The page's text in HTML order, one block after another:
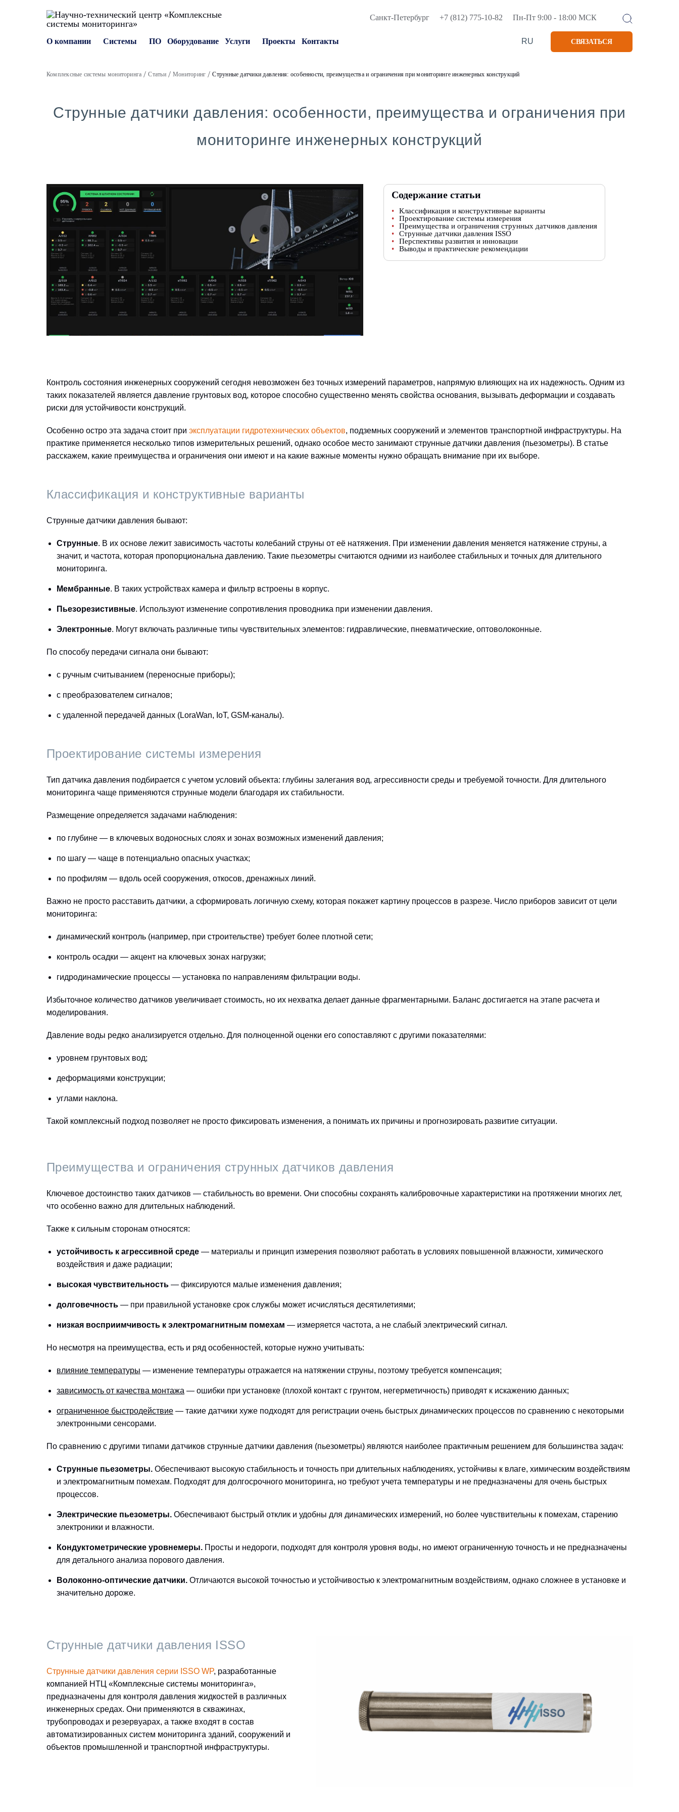
Санкт-Петербург +7 (812) 775-10-82 Пн-Пт 9:00 - 18:00 МСК
О компании Системы ПО Оборудование Услуги Проекты Контакты RU СВЯЗАТЬСЯ
Комплексные системы мониторинга Статьи Мониторинг Струнные датчики давления: особенности, преимущества и ограничения при мониторинге инженерных конструкций
Струнные датчики давления: особенности, преимущества и ограничения при
мониторинге инженерных конструкций
Содержание статьи
Классификация и конструктивные варианты
Проектирование системы измерения
Преимущества и ограничения струнных датчиков давления
Струнные датчики давления ISSO
Перспективы развития и инновации
Выводы и практические рекомендации
Контроль состояния инженерных сооружений сегодня невозможен без точных измерений параметров, напрямую влияющих на их надежность. Одним из
таких показателей является давление грунтовых вод, которое способно существенно менять свойства основания, вызывать деформации и создавать
риски для устойчивости конструкций.
Особенно остро эта задача стоит при эксплуатации гидротехнических объектов, подземных сооружений и элементов транспортной инфраструктуры. На
практике применяется несколько типов измерительных решений, однако особое место занимают струнные датчики давления (пьезометры). В статье
расскажем, какие преимущества и ограничения они имеют и на какие важные моменты нужно обращать внимание при их выборе.
Классификация и конструктивные варианты
Струнные датчики давления бывают:
Струнные. В их основе лежит зависимость частоты колебаний струны от её натяжения. При изменении давления меняется натяжение струны, а
значит, и частота, которая пропорциональна давлению. Такие пьезометры считаются одними из наиболее стабильных и точных для длительного
мониторинга.
Мембранные. В таких устройствах камера и фильтр встроены в корпус.
Пьезорезистивные. Используют изменение сопротивления проводника при изменении давления.
Электронные. Могут включать различные типы чувствительных элементов: гидравлические, пневматические, оптоволоконные.
По способу передачи сигнала они бывают:
с ручным считыванием (переносные приборы);
с преобразователем сигналов;
с удаленной передачей данных (LoraWan, IoT, GSM-каналы).
Проектирование системы измерения
Тип датчика давления подбирается с учетом условий объекта: глубины залегания вод, агрессивности среды и требуемой точности. Для длительного
мониторинга чаще применяются струнные модели благодаря их стабильности.
Размещение определяется задачами наблюдения:
по глубине — в ключевых водоносных слоях и зонах возможных изменений давления;
по шагу — чаще в потенциально опасных участках;
по профилям — вдоль осей сооружения, откосов, дренажных линий.
Важно не просто расставить датчики, а сформировать логичную схему, которая покажет картину процессов в разрезе. Число приборов зависит от цели
мониторинга:
динамический контроль (например, при строительстве) требует более плотной сети;
контроль осадки — акцент на ключевых зонах нагрузки;
гидродинамические процессы — установка по направлениям фильтрации воды.
Избыточное количество датчиков увеличивает стоимость, но их нехватка делает данные фрагментарными. Баланс достигается на этапе расчета и
моделирования.
Давление воды редко анализируется отдельно. Для полноценной оценки его сопоставляют с другими показателями:
уровнем грунтовых вод;
деформациями конструкции;
углами наклона.
Такой комплексный подход позволяет не просто фиксировать изменения, а понимать их причины и прогнозировать развитие ситуации.
Преимущества и ограничения струнных датчиков давления
Ключевое достоинство таких датчиков — стабильность во времени. Они способны сохранять калибровочные характеристики на протяжении многих лет,
что особенно важно для длительных наблюдений.
Также к сильным сторонам относятся:
устойчивость к агрессивной среде — материалы и принцип измерения позволяют работать в условиях повышенной влажности, химического
воздействия и даже радиации;
высокая чувствительность — фиксируются малые изменения давления;
долговечность — при правильной установке срок службы может исчисляться десятилетиями;
низкая восприимчивость к электромагнитным помехам — измеряется частота, а не слабый электрический сигнал.
Но несмотря на преимущества, есть и ряд особенностей, которые нужно учитывать:
влияние температуры — изменение температуры отражается на натяжении струны, поэтому требуется компенсация;
зависимость от качества монтажа — ошибки при установке (плохой контакт с грунтом, негерметичность) приводят к искажению данных;
ограниченное быстродействие — такие датчики хуже подходят для регистрации очень быстрых динамических процессов по сравнению с некоторыми
электронными сенсорами.
По сравнению с другими типами датчиков струнные датчики давления (пьезометры) являются наиболее практичным решением для большинства задач:
Струнные пьезометры. Обеспечивают высокую стабильность и точность при длительных наблюдениях, устойчивы к влаге, химическим воздействиям
и электромагнитным помехам. Подходят для долгосрочного мониторинга, но требуют учета температуры и не предназначены для очень быстрых
процессов.
Электрические пьезометры. Обеспечивают быстрый отклик и удобны для динамических измерений, но более чувствительны к помехам, старению
электроники и влажности.
Кондуктометрические уровнемеры. Просты и недороги, подходят для контроля уровня воды, но имеют ограниченную точность и не предназначены
для детального анализа порового давления.
Волоконно-оптические датчики. Отличаются высокой точностью и устойчивостью к электромагнитным воздействиям, однако сложнее в установке и
значительно дороже.
Струнные датчики давления ISSO
Струнные датчики давления серии ISSO WP, разработанные
компанией НТЦ «Комплексные системы мониторинга»,
предназначены для контроля давления жидкостей в различных
инженерных средах. Они применяются в скважинах,
трубопроводах и резервуарах, а также входят в состав
автоматизированных систем мониторинга зданий, сооружений и
объектов промышленной и транспортной инфраструктуры.